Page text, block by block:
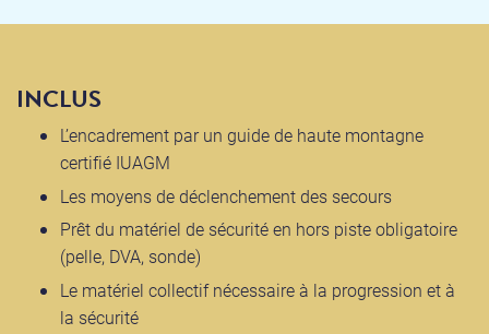
INCLUS
L’encadrement par un guide de haute montagne
certifié IUAGM
Les moyens de déclenchement des secours
Prêt du matériel de sécurité en hors piste obligatoire
(pelle, DVA, sonde)
Le matériel collectif nécessaire à la progression et à
la sécurité